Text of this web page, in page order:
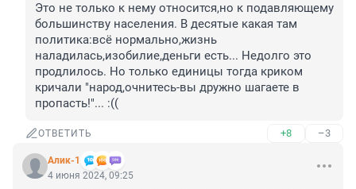
Это не только к нему относится,но к подавляющему
большинству населения. В десятые какая там
политика:всё нормально,жизнь
наладилась,изобилие,деньги есть... Недолго это
продлилось. Но только единицы тогда криком
кричали "народ,очнитесь-вы дружно шагаете в
пропасть!"... :((
ОТВЕТИТЬ +8 –3
Алик-1
4 июня 2024, 09:25